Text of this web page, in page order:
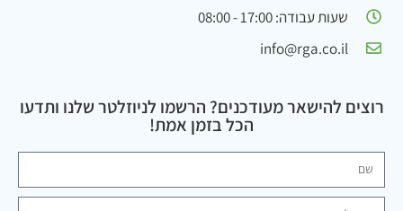
שעות עבודה: 17:00 - 08:00
info@rga.co.il
רוצים להישאר מעודכנים? הרשמו לניוזלטר שלנו ותדעו
הכל בזמן אמת!